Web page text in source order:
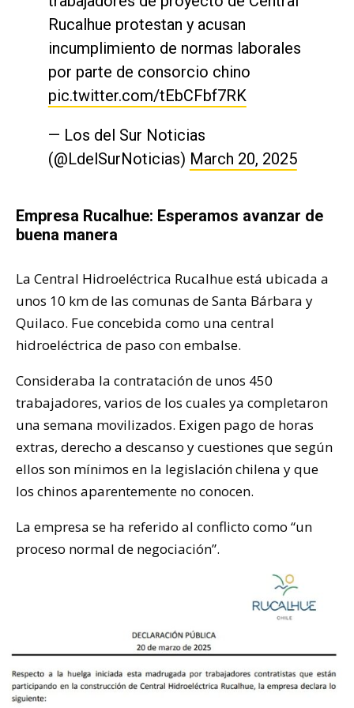
Rucalhue protestan y acusan
incumplimiento de normas laborales
por parte de consorcio chino
pic.twitter.com/tEbCFbf7RK
— Los del Sur Noticias
(@LdelSurNoticias) March 20, 2025
Empresa Rucalhue: Esperamos avanzar de
buena manera
La Central Hidroeléctrica Rucalhue está ubicada a
unos 10 km de las comunas de Santa Bárbara y
Quilaco. Fue concebida como una central
hidroeléctrica de paso con embalse.
Consideraba la contratación de unos 450
trabajadores, varios de los cuales ya completaron
una semana movilizados. Exigen pago de horas
extras, derecho a descanso y cuestiones que según
ellos son mínimos en la legislación chilena y que
los chinos aparentemente no conocen.
La empresa se ha referido al conflicto como “un
proceso normal de negociación”.